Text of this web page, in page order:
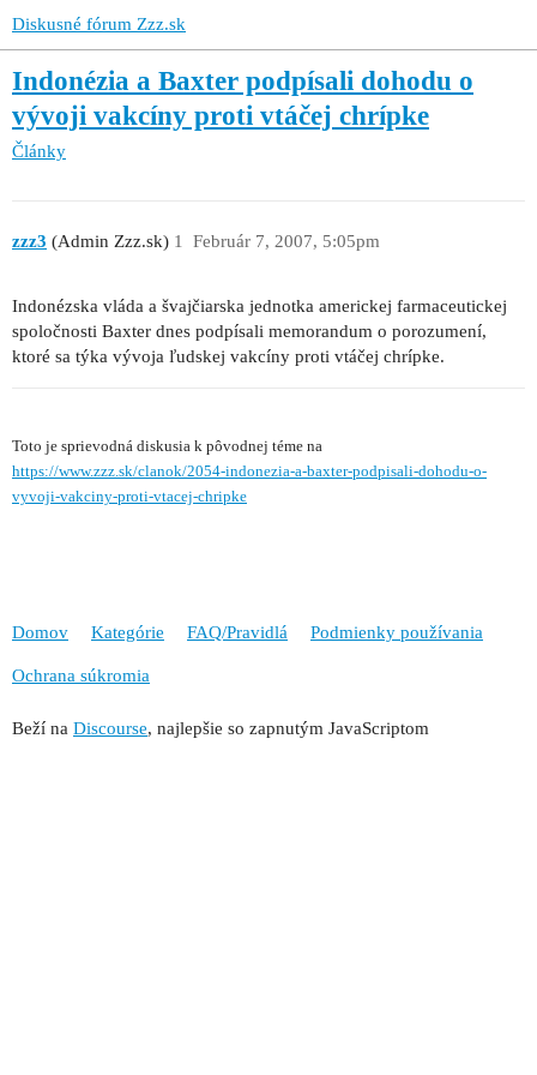
Diskusné fórum Zzz.sk
Indonézia a Baxter podpísali dohodu o
vývoji vakcíny proti vtáčej chrípke
Články
zzz3 (Admin Zzz.sk) Február 7, 2007, 5:05pm
1
Indonézska vláda a švajčiarska jednotka americkej farmaceutickej
spoločnosti Baxter dnes podpísali memorandum o porozumení,
ktoré sa týka vývoja ľudskej vakcíny proti vtáčej chrípke.
Toto je sprievodná diskusia k pôvodnej téme na
https://www.zzz.sk/clanok/2054-indonezia-a-baxter-podpisali-dohodu-o-
vyvoji-vakciny-proti-vtacej-chripke
Domov Kategórie FAQ/Pravidlá Podmienky používania
Ochrana súkromia
Beží na Discourse, najlepšie so zapnutým JavaScriptom